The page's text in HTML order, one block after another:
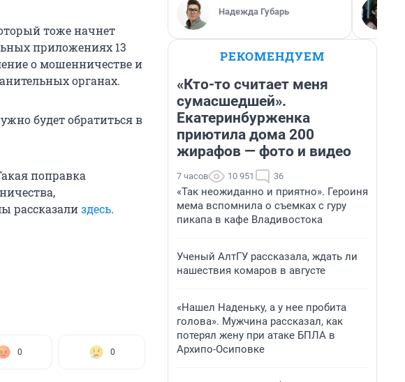
тоже начнет
приложениях 13
о мошенничестве и
органах.
будет обратиться в
поправка
рассказализдесь.
0 0
Надежда Губарь
РЕКОМЕНДУЕМ
«Кто-то считает меня
сумасшедшей».
Екатеринбурженка
приютила дома 200
жирафов — фото и видео
7 часов 10 951 36
«Так неожиданно и приятно». Героиня
мема вспомнила о съемках с гуру
пикапа в кафе Владивостока
Ученый АлтГУ рассказала, ждать ли
нашествия комаров в августе
«Нашел Наденьку, а у нее пробита
голова». Мужчина рассказал, как
потерял жену при атаке БПЛА в
Архипо-Осиповке